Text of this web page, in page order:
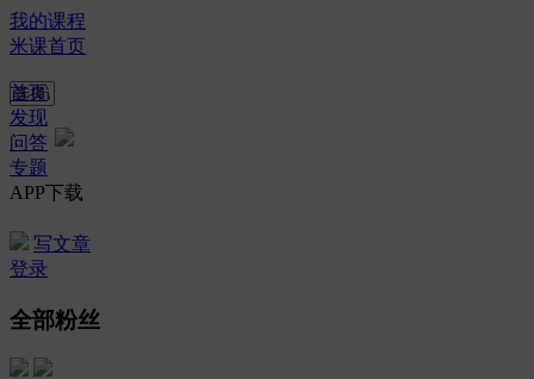
我的课程
米课首页
首页
发现
问答
专题
APP下载
写文章
登录
全部粉丝